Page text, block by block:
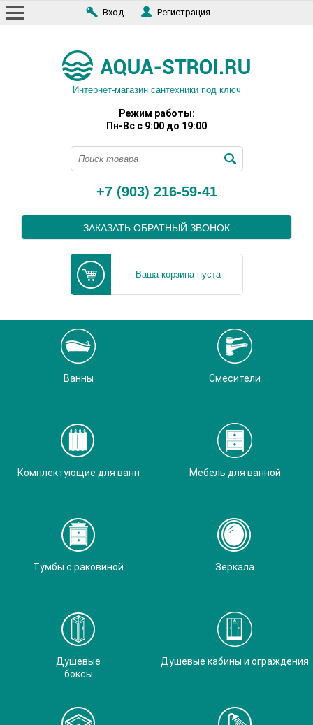
Вход Регистрация
Интернет-магазин сантехники под ключ
Режим работы:
Пн-Вс с 9:00 до 19:00
+7 (903) 216-59-41
ЗАКАЗАТЬ ОБРАТНЫЙ ЗВОНОК
Ваша корзина пуста
Ванны Смесители
Комплектующие для ванн Мебель для ванной
Тумбы с раковиной Зеркала
Душевые
боксы
Душевые кабины и ограждения